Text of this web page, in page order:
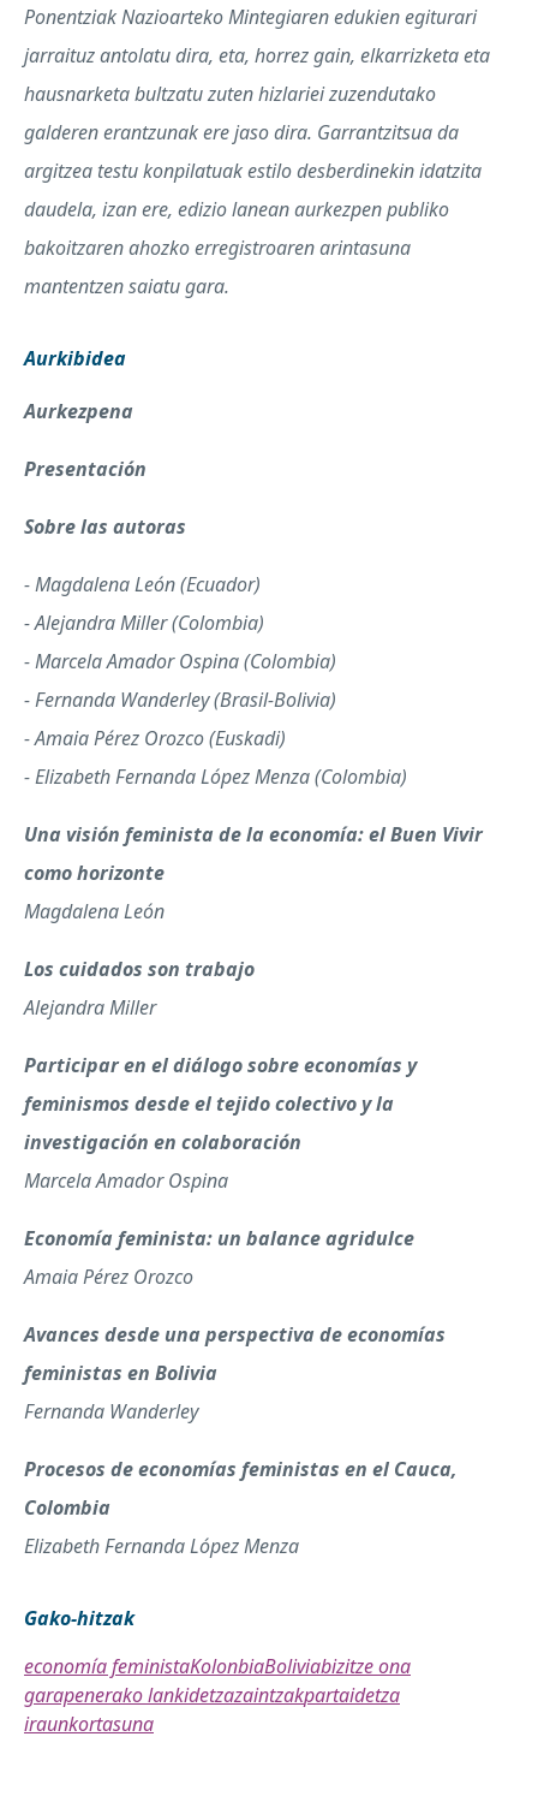
Ponentziak Nazioarteko Mintegiaren edukien egiturari
jarraituz antolatu dira, eta, horrez gain, elkarrizketa eta
hausnarketa bultzatu zuten hizlariei zuzendutako
galderen erantzunak ere jaso dira. Garrantzitsua da
argitzea testu konpilatuak estilo desberdinekin idatzita
daudela, izan ere, edizio lanean aurkezpen publiko
bakoitzaren ahozko erregistroaren arintasuna
mantentzen saiatu gara.
Aurkibidea
Aurkezpena
Presentación
Sobre las autoras
- Magdalena León (Ecuador)
- Alejandra Miller (Colombia)
- Marcela Amador Ospina (Colombia)
- Fernanda Wanderley (Brasil-Bolivia)
- Amaia Pérez Orozco (Euskadi)
- Elizabeth Fernanda López Menza (Colombia)
Una visión feminista de la economía: el Buen Vivir
como horizonte
Magdalena León
Los cuidados son trabajo
Alejandra Miller
Participar en el diálogo sobre economías y
feminismos desde el tejido colectivo y la
investigación en colaboración
Marcela Amador Ospina
Economía feminista: un balance agridulce
Amaia Pérez Orozco
Avances desde una perspectiva de economías
feministas en Bolivia
Fernanda Wanderley
Procesos de economías feministas en el Cauca,
Colombia
Elizabeth Fernanda López Menza
Gako-hitzak
economía feministaKolonbiaBoliviabizitze ona
garapenerako lankidetzazaintzakpartaidetza
iraunkortasuna